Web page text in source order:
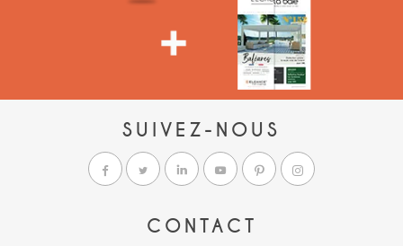
SUIVEZ-NOUS
CONTACT